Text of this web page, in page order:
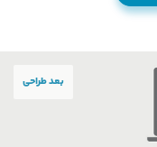
بعد طراحی